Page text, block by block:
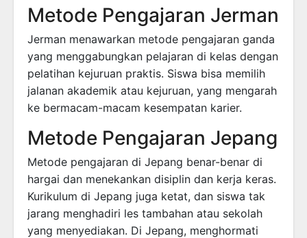
Metode Pengajaran Jerman
Jerman menawarkan metode pengajaran ganda
yang menggabungkan pelajaran di kelas dengan
pelatihan kejuruan praktis. Siswa bisa memilih
jalanan akademik atau kejuruan, yang mengarah
ke bermacam-macam kesempatan karier.
Metode Pengajaran Jepang
Metode pengajaran di Jepang benar-benar di
hargai dan menekankan disiplin dan kerja keras.
Kurikulum di Jepang juga ketat, dan siswa tak
jarang menghadiri les tambahan atau sekolah
yang menyediakan. Di Jepang, menghormati